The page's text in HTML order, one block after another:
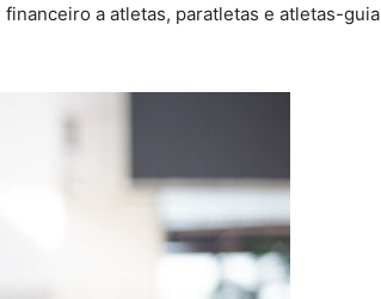
a atletas, paratletas e atletas-guia